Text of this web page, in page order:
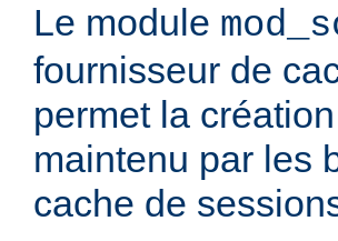
Le module
fournisseur de
permet la
maintenu par les
cache de